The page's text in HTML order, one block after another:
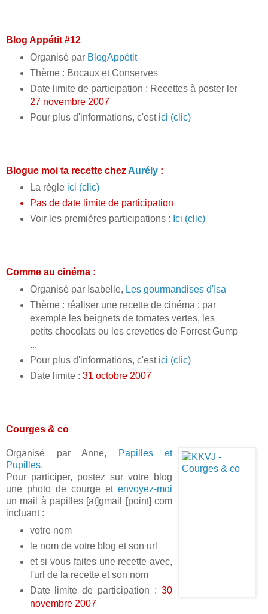
Blog Appétit #12
Organisé par BlogAppétit
Thème : Bocaux et Conserves
Date limite de participation : Recettes à poster ler
27 novembre 2007
Pour plus d'informations, c'est ici (clic)
Blogue moi ta recette chez Aurély :
La règle ici (clic)
Pas de date limite de participation
Voir les premières participations : Ici (clic)
Comme au cinéma :
Organisé par Isabelle, Les gourmandises d'Isa
Thème : réaliser une recette de cinéma : par
exemple les beignets de tomates vertes, les
petits chocolats ou les crevettes de Forrest Gump
...
Pour plus d'informations, c'est ici (clic)
Date limite : 31 octobre 2007
Courges & co
Organisé par Anne,
Papilles et
Pupilles.
Pour participer, postez sur votre blog
une photo de courge et envoyez-moi
un mail à papilles [at]gmail [point] com
incluant :
votre nom
le nom de votre blog et son url
et si vous faites une recette avec,
l'url de la recette et son nom
Date limite de participation : 30
novembre 2007